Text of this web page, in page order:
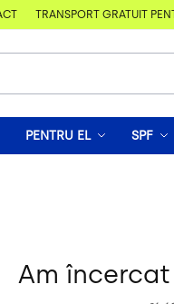
TRANSPORT GRATUIT
PENTRU EL SPF
Am